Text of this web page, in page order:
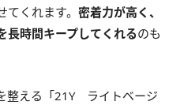
くれます。 密着力が高く、
長時間キープしてくれるのも
整える「21Y ライトベージ